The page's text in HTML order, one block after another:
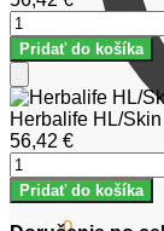
0,00€ 0
množstvo
Herbalife
HL/Skin
10
%
niacínamidové
sérum
Pridať do košíka
Add
to
Cart
Herbalife HL/
56,42 €
množstvo
Herbalife
HL/Skin
10
Pridať do košíka